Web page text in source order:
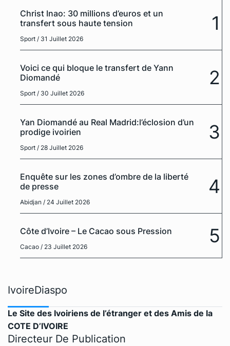
Christ Inao: 30 millions d’euros et un
transfert sous haute tension
Sport / 31 Juillet 2026
1
Voici ce qui bloque le transfert de Yann
Diomandé
Sport / 30 Juillet 2026
2
Yan Diomandé au Real Madrid:l’éclosion d’un
prodige ivoirien
Sport / 28 Juillet 2026
3
Enquête sur les zones d’ombre de la liberté
de presse
Abidjan / 24 Juillet 2026
4
Côte d’Ivoire – Le Cacao sous Pression
Cacao / 23 Juillet 2026 5
IvoireDiaspo
Le Site des Ivoiriens de l’étranger et des Amis de la
COTE D’IVOIRE
Directeur De Publication